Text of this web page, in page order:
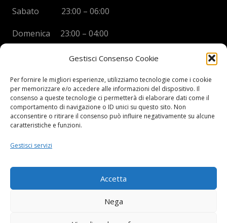
Gestisci Consenso Cookie
Per fornire le migliori esperienze, utilizziamo tecnologie come i cookie
per memorizzare e/o accedere alle informazioni del dispositivo. Il
consenso a queste tecnologie ci permetterà di elaborare dati come il
comportamento di navigazione o ID unici su questo sito. Non
acconsentire o ritirare il consenso può influire negativamente su alcune
caratteristiche e funzioni.
Gestisci servizi
Accetta
Nega
Sabato 23:00 – 06:00
Domenica 23:00 – 04:00
BOYS DISCO VICENZA
Via Oreficeria, 68 –36100 Vicenza (VI)
Tel.+39 0444 960737
P.I.03908300241
Privacy Policy e informazioni Legali